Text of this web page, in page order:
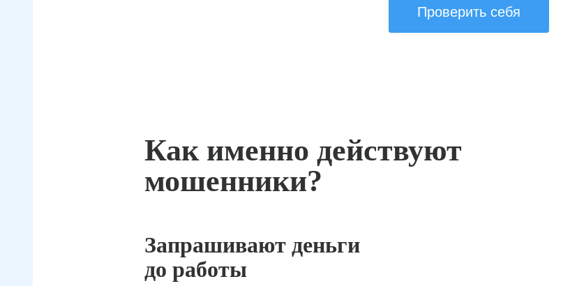
Проверить себя
Как именно действуют
мошенники?
Запрашивают деньги
до работы